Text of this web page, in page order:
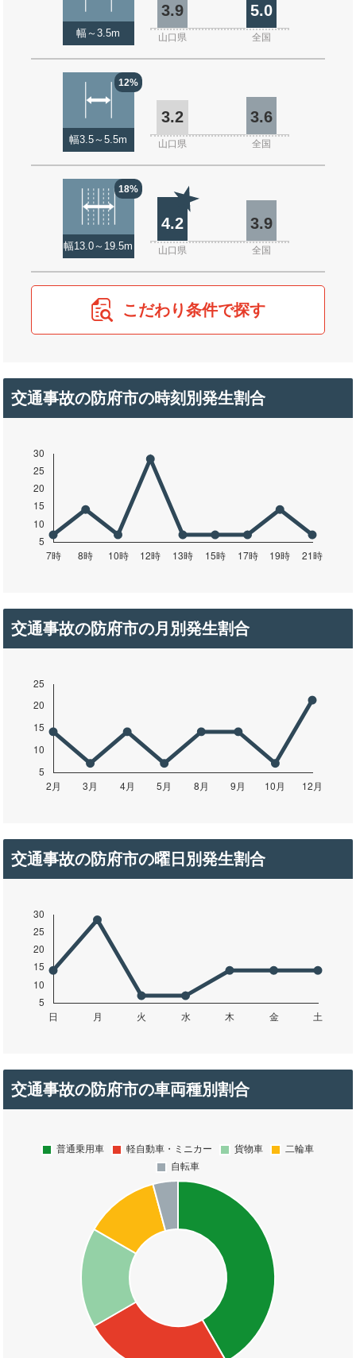
幅～3.5m
3.9 5.0
山口県 全国
12%
幅3.5～5.5m
3.2 3.6
山口県 全国
18%
幅13.0～19.5m
4.2 3.9
山口県 全国
こだわり条件で探す
交通事故の防府市の時刻別発生割合
交通事故の防府市の月別発生割合
交通事故の防府市の曜日別発生割合
交通事故の防府市の車両種別割合